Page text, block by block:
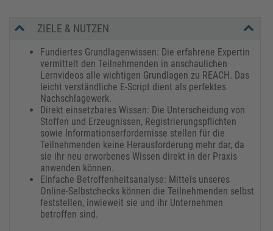
ZIELE & NUTZEN
Fundiertes Grundlagenwissen: Die erfahrene Expertin
vermittelt den Teilnehmenden in anschaulichen
Lernvideos alle wichtigen Grundlagen zu REACH. Das
leicht verständliche E-Script dient als perfektes
Nachschlagewerk.
Direkt einsetzbares Wissen: Die Unterscheidung von
Stoffen und Erzeugnissen, Registrierungspflichten
sowie Informationserfordernisse stellen für die
Teilnehmenden keine Herausforderung mehr dar, da
sie ihr neu erworbenes Wissen direkt in der Praxis
anwenden können.
Einfache Betroffenheitsanalyse: Mittels unseres
Online-Selbstchecks können die Teilnehmenden selbst
feststellen, inwieweit sie und ihr Unternehmen
betroffen sind.